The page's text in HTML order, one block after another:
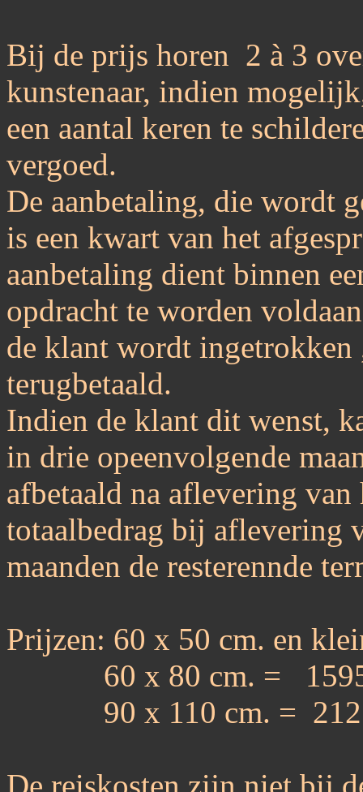
Bij de prijs horen 2 à 3
kunstenaar, indien
een aantal keren te
vergoed.
De aanbetaling, die wordt
is een kwart van het
aanbetaling dient binnen
opdracht te worden
de klant wordt
terugbetaald.
Indien de klant dit wenst,
in drie opeenvolgende
afbetaald na aflevering
totaalbedrag bij aflevering
maanden de resterennde
Prijzen: 60 x 50 cm. en
60 x 80 cm. =
90 x 110 cm. =